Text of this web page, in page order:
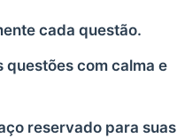
cada questão.
questões com calma e
reservado para suas